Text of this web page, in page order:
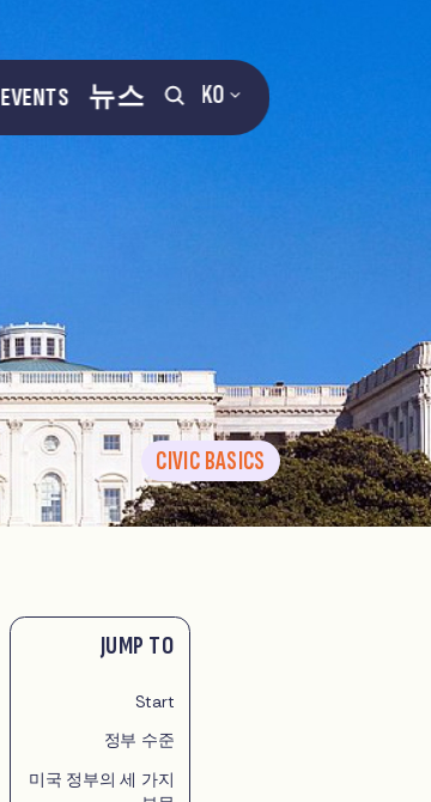
KO
EVENTS 뉴스
CIVIC BASICS
JUMP TO
Start
정부 수준
미국 정부의 세 가지